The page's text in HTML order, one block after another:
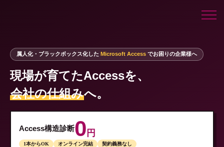
属人化・ブラックボックス化した Microsoft Access でお困りの企業様へ
現場が育てたAccessを、
会社の仕組みへ。
Access構造診断0 円
1本からOK オンライン完結 契約義務なし